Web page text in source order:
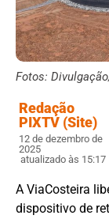
Fotos:
Redação
PIXTV (Site)
12 de dezembro de
2025
atualizado às 15:17
A ViaCosteira
dispositivo de